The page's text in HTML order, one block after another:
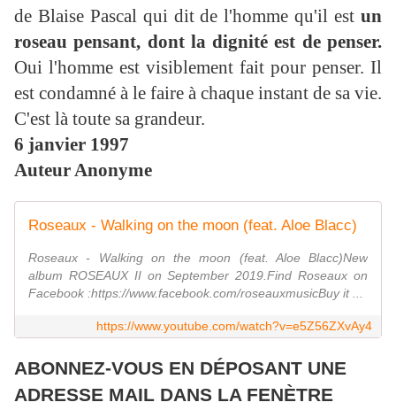
de Blaise Pascal qui dit de l'homme qu'il est un
roseau pensant, dont la dignité est de penser.
Oui l'homme est visiblement fait pour penser. Il
est condamné à le faire à chaque instant de sa vie.
C'est là toute sa grandeur.
6 janvier 1997
Auteur Anonyme
Roseaux - Walking on the moon (feat. Aloe Blacc)
Roseaux - Walking on the moon (feat. Aloe Blacc)New
album ROSEAUX II on September 2019.Find Roseaux on
Facebook :https://www.facebook.com/roseauxmusicBuy it ...
https://www.youtube.com/watch?v=e5Z56ZXvAy4
ABONNEZ-VOUS EN DÉPOSANT UNE
ADRESSE MAIL DANS LA FENÈTRE